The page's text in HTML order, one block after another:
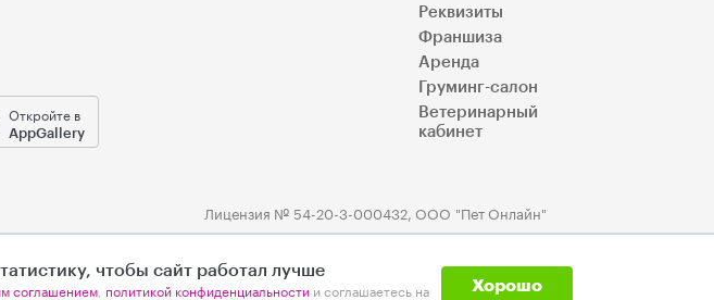
чтобы сайт работал лучше
соглашением политикой конфиденциальности и соглашаетесь на Хорошо
Откройте в
AppGallery
Реквизиты
Франшиза
Аренда
Груминг-салон
Ветеринарный
кабинет
Лицензия № 54-20-3-000432, ООО "Пет Онлайн"